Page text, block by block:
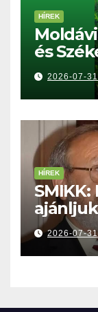
HÍREK
és
2026-07-31
HÍREK
ajánljuk
2026-07-31